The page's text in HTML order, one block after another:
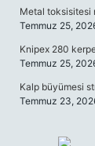
Metal toksisitesi
Temmuz 25,
Knipex 280
Temmuz 25,
Kalp büyümesi
Temmuz 23,